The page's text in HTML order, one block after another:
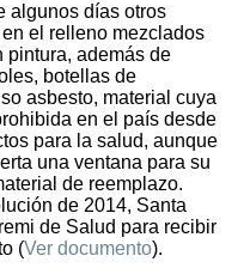
algunos días otros
el relleno mezclados
pintura, además de
botellas de
asbesto, material cuya
en el país desde
para la salud, aunque
una ventana para su
de reemplazo.
de 2014, Santa
de Salud para recibir
(Ver documento).